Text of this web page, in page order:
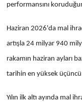
performansını
Haziran 2026'da mal
artışla 24 milyar 940
rakamın haziran ayları
tarihin en yüksek
Yılın ilk altı ayında mal